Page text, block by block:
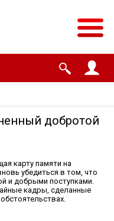
добротой
карту памяти на
убедиться в том, что
и добрыми поступками.
кадры, сделанные